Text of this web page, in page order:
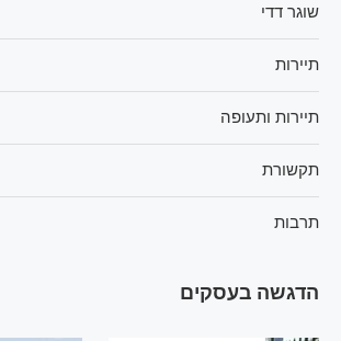
שוגר דדי
תיירות
תיירות ותעופה
תקשורת
תרבות
הדגשה בעסקים